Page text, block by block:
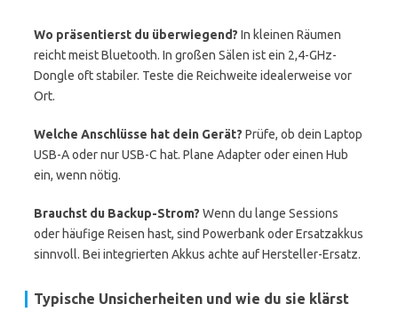
Wo präsentierst du überwiegend? In kleinen Räumen
reicht meist Bluetooth. In großen Sälen ist ein 2,4-GHz-
Dongle oft stabiler. Teste die Reichweite idealerweise vor
Ort.
Welche Anschlüsse hat dein Gerät? Prüfe, ob dein Laptop
USB-A oder nur USB-C hat. Plane Adapter oder einen Hub
ein, wenn nötig.
Brauchst du Backup-Strom? Wenn du lange Sessions
oder häufige Reisen hast, sind Powerbank oder Ersatzakkus
sinnvoll. Bei integrierten Akkus achte auf Hersteller-Ersatz.
Typische Unsicherheiten und wie du sie klärst